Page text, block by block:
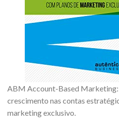
ABM Account-Based Marketing:
crescimento nas contas
marketing exclusivo.